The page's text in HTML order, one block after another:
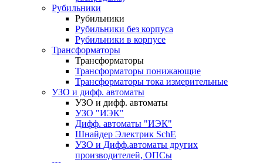
Рубильники
Рубильники
Рубильники без корпуса
Рубильники в корпусе
Трансформаторы
Трансформаторы
Трансформаторы понижающие
Трансформаторы тока измерительные
УЗО и дифф. автоматы
УЗО и дифф. автоматы
УЗО "ИЭК"
Дифф. автоматы "ИЭК"
Шнайдер Электрик SchE
УЗО и Дифф.автоматы других
производителей, ОПСы